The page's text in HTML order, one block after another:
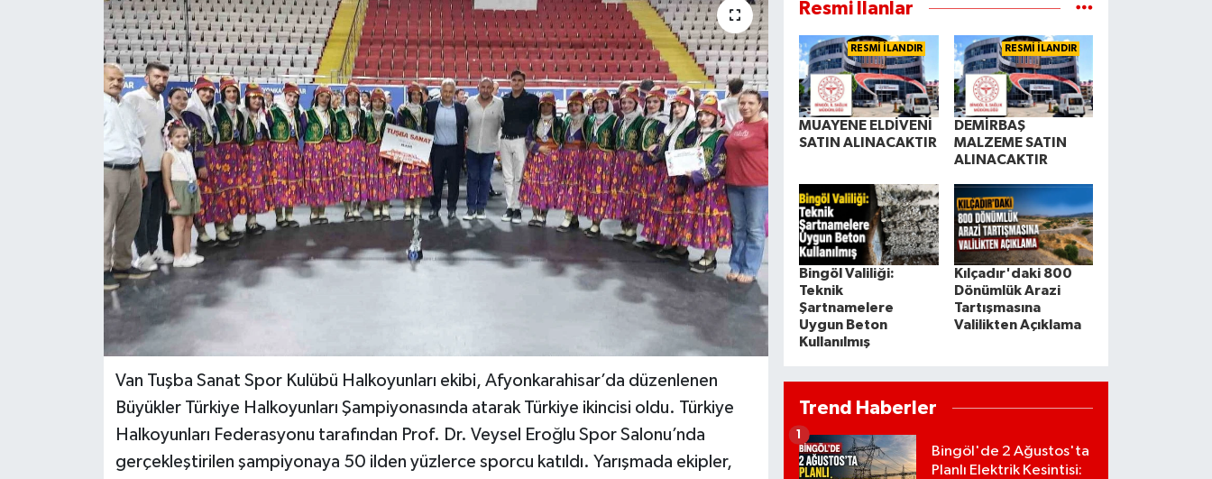
Van Tuşba Sanat Spor Kulübü Halkoyunları ekibi, Afyonkarahisar’da düzenlenen
Büyükler Türkiye Halkoyunları Şampiyonasında atarak Türkiye ikincisi oldu. Türkiye
Halkoyunları Federasyonu tarafından Prof. Dr. Veysel Eroğlu Spor Salonu’nda
gerçekleştirilen şampiyonaya 50 ilden yüzlerce sporcu katıldı. Yarışmada ekipler,
Resmi İlanlar
RESMİ İLANDIR
MUAYENE ELDİVENİ
SATIN ALINACAKTIR
RESMİ İLANDIR
DEMİRBAŞ
MALZEME SATIN
ALINACAKTIR
Bingöl Valiliği:
Teknik
Şartnamelere
Uygun Beton
Kullanılmış
Kılçadır'daki 800
Dönümlük Arazi
Tartışmasına
Valilikten Açıklama
Trend Haberler
Bingöl'de 2 Ağustos'ta
Planlı Elektrik Kesintisi:
1
MERKEZ
RESMİ İLANLAR
SAĞLIK
SİYASET
SOLHAN
YAYLADERE